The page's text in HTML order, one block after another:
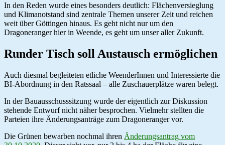
In den Reden wurde eines besonders deutlich: Flächenversieglung
und Klimanotstand sind zentrale Themen unserer Zeit und reichen
weit über Göttingen hinaus. Es geht nicht nur um den
Dragoneranger hier in Weende, es geht um unser aller Zukunft.
Runder Tisch soll Austausch ermöglichen
Auch diesmal begleiteten etliche WeenderInnen und Interessierte die
BI-Abordnung in den Ratssaal – alle Zuschauerplätze waren belegt.
In der Bauausschusssitzung wurde der eigentlich zur Diskussion
stehende Entwurf nicht näher besprochen. Vielmehr stellten die
Parteien ihre Änderungsanträge zum Dragoneranger vor.
Die Grünen bewarben nochmal ihren Änderungsantrag vom